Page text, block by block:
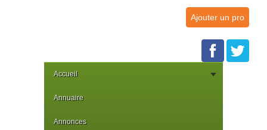
Ajouter un pro
Accueil
Annuaire
Annonces